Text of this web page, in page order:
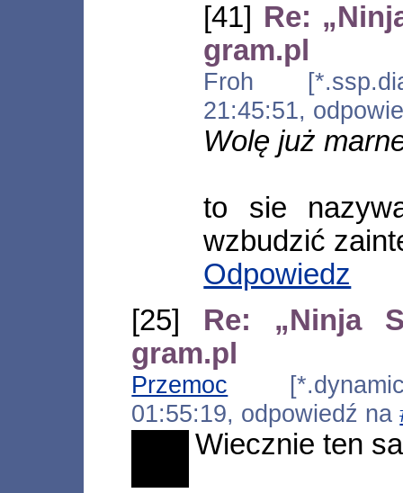
[41] Re:
gram.pl
Froh
21:45:51,
Wolę już
to sie
wzbudzić
Odpowiedz
[25] Re: „Ninja
gram.pl
Przemoc
01:55:19, odpowiedź na
Wiecznie ten